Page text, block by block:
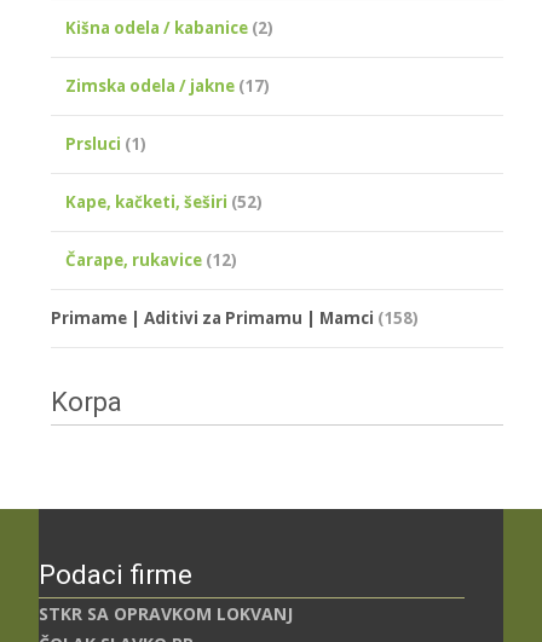
Kišna odela / kabanice (2)
Zimska odela / jakne (17)
Prsluci (1)
Kape, kačketi, šeširi (52)
Čarape, rukavice (12)
Primame | Aditivi za Primamu | Mamci (158)
Korpa
Podaci firme
STKR SA OPRAVKOM LOKVANJ